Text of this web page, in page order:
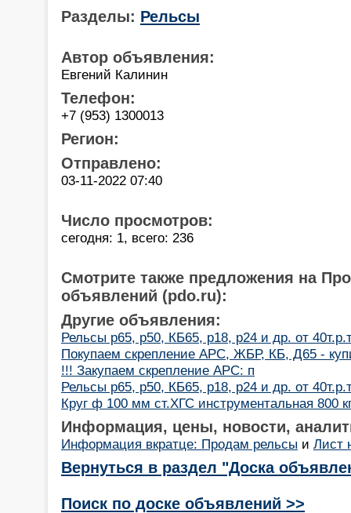
Разделы: Рельсы
Автор объявления:
Евгений Калинин
Телефон:
+7 (953) 1300013
Регион:
Отправлено:
03-11-2022 07:40
Число просмотров:
сегодня: 1, всего: 236
Смотрите также предложения на
объявлений (pdo.ru):
Другие объявления:
Рельсы р65, р50, КБ65, р18, р24 и др. от
Покупаем скрепление АРС, ЖБР, КБ, Д65 -
!!! Закупаем скрепление АРС: п
Рельсы р65, р50, КБ65, р18, р24 и др. от
Круг ф 100 мм ст.ХГС инструментальная 800
Информация, цены, новости,
Информация вкратце: Продам рельсы и Лист
Вернуться в раздел "Доска
Поиск по доске объявлений >>